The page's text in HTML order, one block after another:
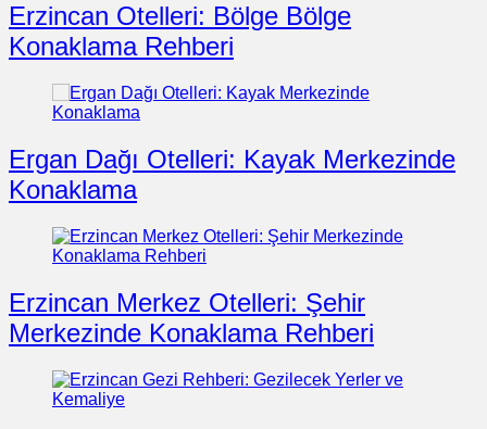
Erzincan Otelleri: Bölge Bölge
Konaklama Rehberi
Ergan Dağı Otelleri: Kayak Merkezinde
Konaklama
Erzincan Merkez Otelleri: Şehir
Merkezinde Konaklama Rehberi